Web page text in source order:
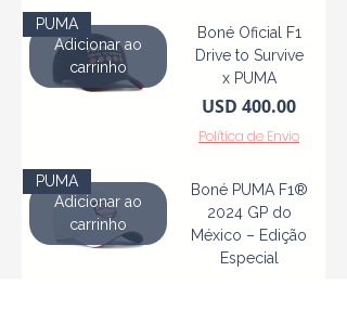
Adicionar ao
carrinho
PUMA
Boné Oficial F1
Drive to Survive
x PUMA
Precio
USD 400.00
Política de Envio
Adicionar ao
carrinho
PUMA
Boné PUMA F1®
2024 GP do
México – Edição
Especial